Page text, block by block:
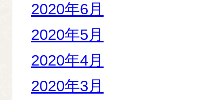
2020年6月
2020年5月
2020年4月
2020年3月